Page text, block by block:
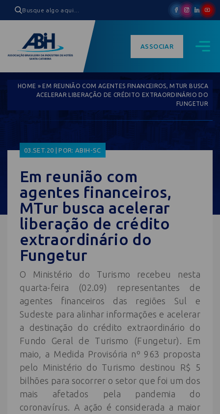
ASSOCIAR
HOME »EM REUNIÃO COM AGENTES FINANCEIROS, MTUR BUSCA
ACELERAR LIBERAÇÃO DE CRÉDITO EXTRAORDINÁRIO DO
FUNGETUR
03.SET.20 | POR: ABIH-SC
Em reunião com
agentes financeiros,
MTur busca acelerar
liberação de crédito
extraordinário do
Fungetur
O Ministério do Turismo recebeu nesta
quarta-feira (02.09) representantes de
agentes financeiros das regiões Sul e
Sudeste para alinhar informações e acelerar
a destinação do crédito extraordinário do
Fundo Geral de Turismo (Fungetur). Em
maio, a Medida Provisória nº 963 proposta
pelo Ministério do Turismo destinou R$ 5
bilhões para socorrer o setor que foi um dos
mais afetados pela pandemia do
coronavírus. A ação é considerada a maior